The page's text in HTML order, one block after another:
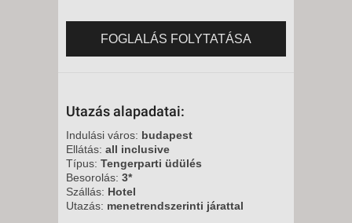
2026. DECEMBER 15., KEDD -
2027. JANUÁR 12., KEDD -
10 NAP / 7 ÉJSZAKA
2027. FEBRUÁR 02., KEDD -
10 NAP / 7 ÉJSZAKA
2027. FEBRUÁR 16., KEDD -
FOGLALÁS FOLYTATÁSA
Utazás alapadatai:
Indulási város: budapest
Ellátás: all inclusive
Típus: Tengerparti üdülés
Besorolás: 3*
Szállás: Hotel
Utazás: menetrendszerinti járattal